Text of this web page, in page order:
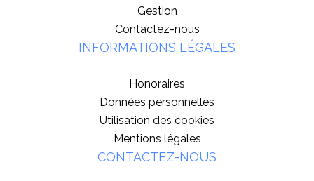
Gestion
Contactez-nous
INFORMATIONS LÉGALES
Honoraires
Données personnelles
Utilisation des cookies
Mentions légales
CONTACTEZ-NOUS